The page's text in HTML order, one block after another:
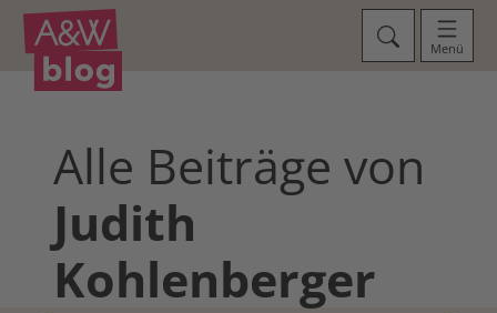
Menü
Alle Beiträge von
Judith
Kohlenberger